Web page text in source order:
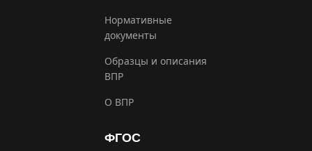
Нормативные
документы
Образцы и описания
ВПР
О ВПР
ФГОС